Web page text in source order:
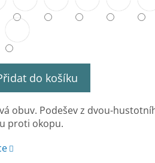
do košíku
obuv. Podešev z dvou-
proti okopu.